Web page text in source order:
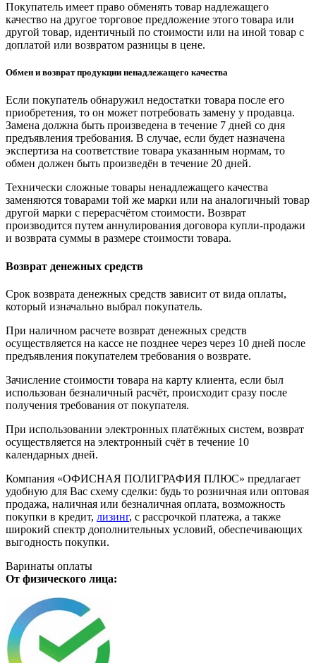
Покупатель имеет право обменять товар надлежащего
качество на другое торговое предложение этого товара или
другой товар, идентичный по стоимости или на иной товар с
доплатой или возвратом разницы в цене.
Обмен и возврат продукции ненадлежащего качества
Если покупатель обнаружил недостатки товара после его
приобретения, то он может потребовать замену у продавца.
Замена должна быть произведена в течение 7 дней со дня
предъявления требования. В случае, если будет назначена
экспертиза на соответствие товара указанным нормам, то
обмен должен быть произведён в течение 20 дней.
Технически сложные товары ненадлежащего качества
заменяются товарами той же марки или на аналогичный товар
другой марки с перерасчётом стоимости. Возврат
производится путем аннулирования договора купли-продажи
и возврата суммы в размере стоимости товара.
Возврат денежных средств
Срок возврата денежных средств зависит от вида оплаты,
который изначально выбрал покупатель.
При наличном расчете возврат денежных средств
осуществляется на кассе не позднее через через 10 дней после
предъявления покупателем требования о возврате.
Зачисление стоимости товара на карту клиента, если был
использован безналичный расчёт, происходит сразу после
получения требования от покупателя.
При использовании электронных платёжных систем, возврат
осуществляется на электронный счёт в течение 10
календарных дней.
Компания «ОФИСНАЯ ПОЛИГРАФИЯ ПЛЮС» предлагает
удобную для Вас схему сделки: будь то розничная или оптовая
продажа, наличная или безналичная оплата, возможность
покупки в кредит, лизинг, с рассрочкой платежа, а также
широкий спектр дополнительных условий, обеспечивающих
выгодность покупки.
Варинаты оплаты
От физического лица: